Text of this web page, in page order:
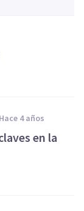
hace 4 años
en la